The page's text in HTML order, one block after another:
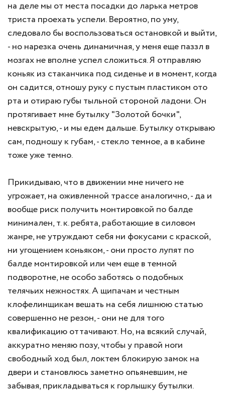
на деле мы от места посадки до ларька метров
триста проехать успели. Вероятно, по уму,
следовало бы воспользоваться остановкой и выйти,
- но нарезка очень динамичная, у меня еще паззл в
мозгах не вполне успел сложиться. Я отправляю
коньяк из стаканчика под сиденье и в момент, когда
он садится, отношу руку с пустым пластиком ото
рта и отираю губы тыльной стороной ладони. Он
протягивает мне бутылку "Золотой бочки",
невскрытую, - и мы едем дальше. Бутылку открываю
сам, подношу к губам, - стекло темное, а в кабине
тоже уже темно.
Прикидываю, что в движении мне ничего не
угрожает, на оживленной трассе аналогично, - да и
вообще риск получить монтировкой по балде
минимален, т. к. ребята, работающие в силовом
жанре, не утруждают себя ни фокусами с краской,
ни угощением коньяком, - они просто лупят по
балде монтировкой или чем еще в темной
подворотне, не особо заботясь о подобных
телячьих нежностях. А щипачам и честным
клофелинщикам вешать на себя лишнюю статью
совершенно не резон, - они не для того
квалификацию оттачивают. Но, на всякий случай,
аккуратно меняю позу, чтобы у правой ноги
свободный ход был, локтем блокирую замок на
двери и становлюсь заметно опьяневшим, не
забывая, прикладываться к горлышку бутылки.